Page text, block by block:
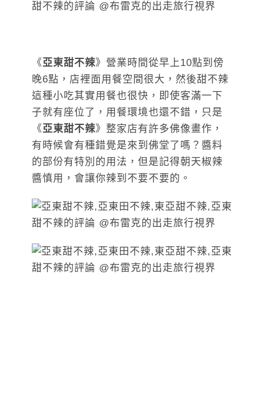
《 亞東甜不辣》營業時間從早上10點到傍
晚6點，店裡面用餐空間很大，然後甜不辣
這種小吃其實用餐也很快，即使客滿一下
子就有座位了，用餐環境也還不錯，只是
《 亞東甜不辣》整家店有許多佛像畫作，
有時候會有種錯覺是來到佛堂了嗎？醬料
的部份有特別的用法，但是記得朝天椒辣
醬慎用，會讓你辣到不要不要的。